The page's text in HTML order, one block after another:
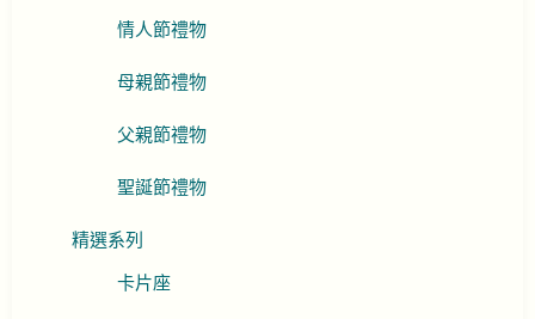
情人節禮物
母親節禮物
父親節禮物
聖誕節禮物
精選系列
卡片座